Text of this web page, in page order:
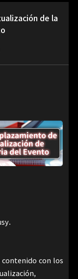
de la
con los